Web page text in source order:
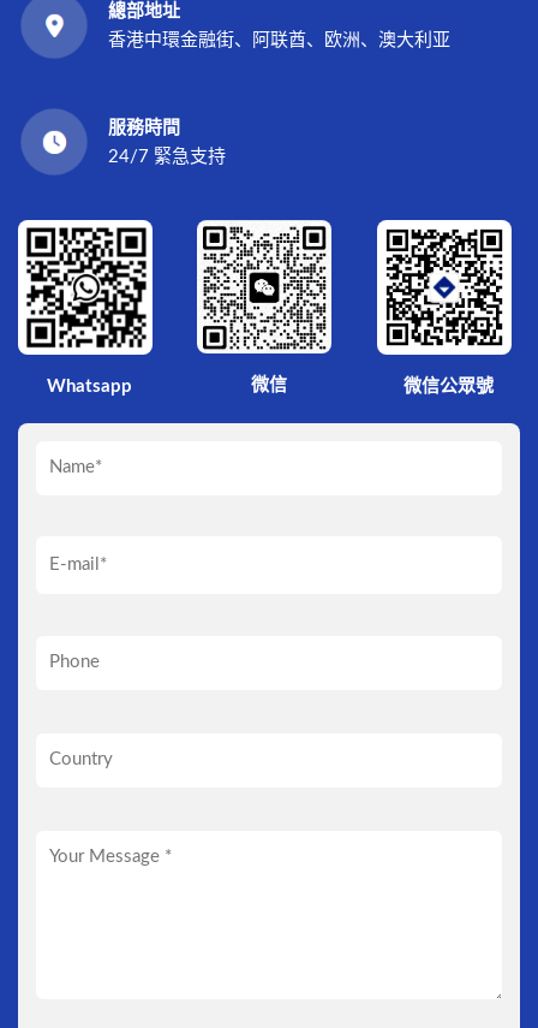
總部地址
香港中環金融街、阿联酋、欧洲、澳大利亚
服務時間
24/7 緊急支持
Whatsapp 微信 微信公眾號